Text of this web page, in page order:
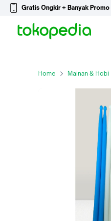
Gratis Ongkir + Banyak Promo
Home Mainan & Hobi